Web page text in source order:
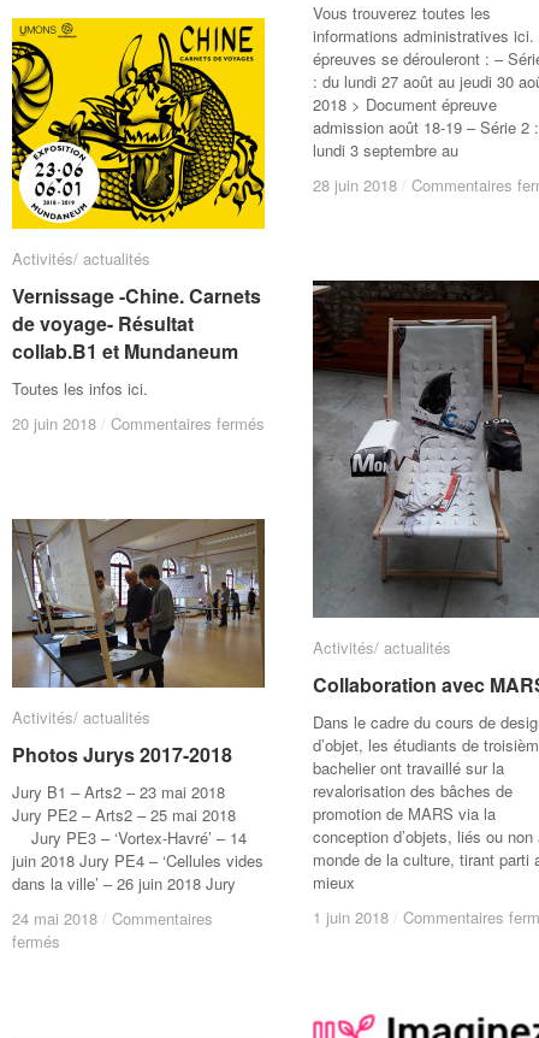
3D
céramique
3D
céramique
Vous trouverez toutes les
informations administratives ici.
épreuves se dérouleront : –
: du lundi 27 août au jeudi 30
2018 > Document épreuve
admission août 18-19 – Série 2
lundi 3 septembre au
28 juin 2018 / Commentaires
28 juin 2018 / Commentaires
Activités/ actualités
Vernissage -Chine. Carnets
de voyage- Résultat
collab.B1 et Mundaneum
Toutes les infos ici.
20 juin 2018 / Commentaires fermés
Vernissage
Carnets
voyage-
Mundaneum
Activités/ actualités
Vernissage -Chine. Carnets
de voyage- Résultat
collab.B1 et Mundaneum
20 juin 2018 / Commentaires fermés
Vernissage
Carnets
voyage-
MundaneumActivités/ actualités
Collaboration avec
Dans le cadre du cours de
d’objet, les étudiants de
bachelier ont travaillé sur la
revalorisation des bâches de
promotion de MARS via la
conception d’objets, liés ou non
monde de la culture, tirant parti
mieux
1 juin 2018 / Commentaires
Activités/ actualités
Collaboration avec
1 juin 2018 / Commentaires
Activités/ actualités
Photos Jurys 2017-2018
Jury B1 – Arts2 – 23 mai 2018
Jury PE2 – Arts2 – 25 mai 2018
Jury PE3 – ‘Vortex-Havré’ – 14
juin 2018 Jury PE4 – ‘Cellules vides
dans la ville’ – 26 juin 2018 Jury
24 mai 2018 / Commentaires
fermés
Activités/ actualités
Photos Jurys 2017-2018
24 mai 2018 / Commentaires
fermés